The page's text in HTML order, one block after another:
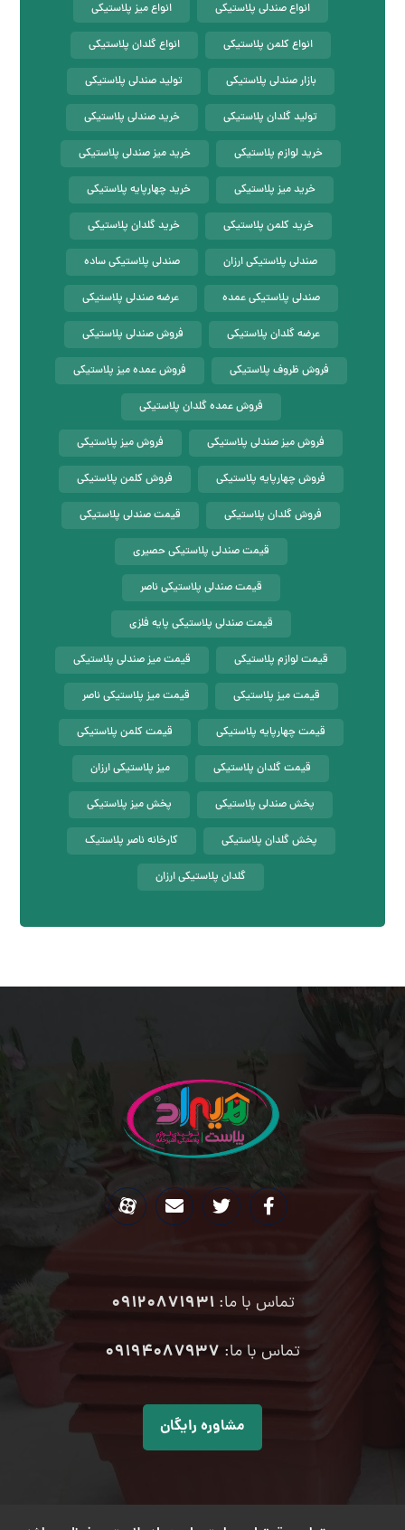
انواع صندلی پلاستیکی انواع میز پلاستیکی
انواع کلمن پلاستیکی انواع گلدان پلاستیکی
بازار صندلی پلاستیکی تولید صندلی پلاستیکی
تولید گلدان پلاستیکی خرید صندلی پلاستیکی
خرید لوازم پلاستیکی خرید میز صندلی پلاستیکی
خرید میز پلاستیکی خرید چهارپایه پلاستیکی
خرید کلمن پلاستیکی خرید گلدان پلاستیکی
صندلی پلاستیکی ارزان صندلی پلاستیکی ساده
صندلی پلاستیکی عمده عرضه صندلی پلاستیکی
عرضه گلدان پلاستیکی فروش صندلی پلاستیکی
فروش ظروف پلاستیکی فروش عمده میز پلاستیکی
فروش عمده گلدان پلاستیکی
فروش میز صندلی پلاستیکی فروش میز پلاستیکی
فروش چهارپایه پلاستیکی فروش کلمن پلاستیکی
فروش گلدان پلاستیکی قیمت صندلی پلاستیکی
قیمت صندلی پلاستیکی حصیری
قیمت صندلی پلاستیکی ناصر
قیمت صندلی پلاستیکی پایه فلزی
قیمت لوازم پلاستیکی قیمت میز صندلی پلاستیکی
قیمت میز پلاستیکی قیمت میز پلاستیکی ناصر
قیمت چهارپایه پلاستیکی قیمت کلمن پلاستیکی
قیمت گلدان پلاستیکی میز پلاستیکی ارزان
پخش صندلی پلاستیکی پخش میز پلاستیکی
پخش گلدان پلاستیکی کارخانه ناصر پلاستیک
گلدان پلاستیکی ارزان
تماس با ما:09120871931
تماس با ما: ۰۹۱۹۴۰۸۷۹۳۷
مشاوره رایگان